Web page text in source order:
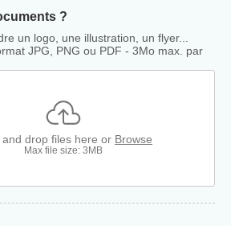
?
un logo, une illustration, un flyer...
JPG, PNG ou PDF - 3Mo max. par
and drop files here or Browse
Max file size: 3MB